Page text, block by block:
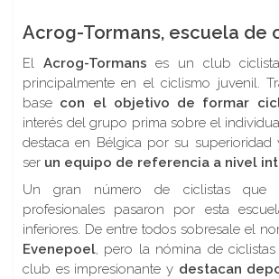
Acrog-Tormans, escuela de
El Acrog-Tormans es un club
principalmente en el ciclismo juvenil.
base con el objetivo de formar
interés del grupo prima sobre el
destaca en Bélgica por su superioridad
ser un equipo de referencia a nivel
Un gran número de ciclistas que
profesionales pasaron por esta
inferiores. De entre todos sobresale el
Evenepoel , pero la nómina de
club es impresionante y destacan